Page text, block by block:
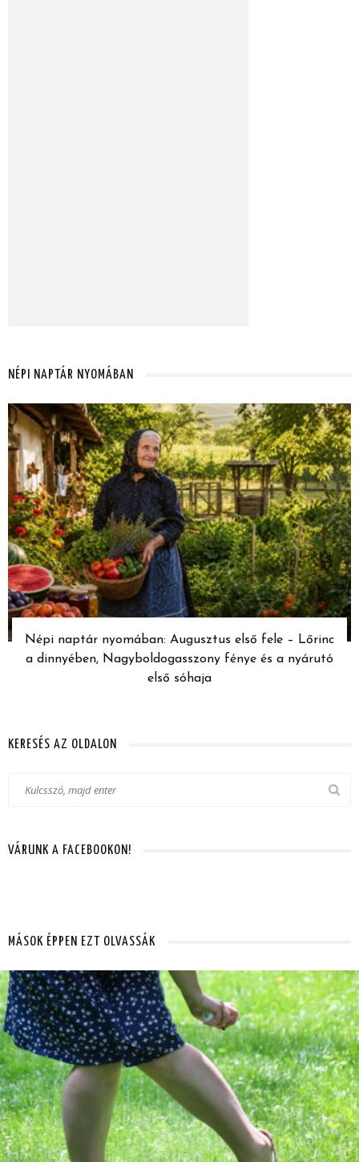
NÉPI NAPTÁR NYOMÁBAN
Népi naptár nyomában: Augusztus első fele – Lőrinc
a dinnyében, Nagyboldogasszony fénye és a nyárutó
első sóhaja
KERESÉS AZ OLDALON
VÁRUNK A FACEBOOKON!
MÁSOK ÉPPEN EZT OLVASSÁK